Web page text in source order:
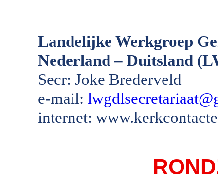
Landelijke Werkgroep
Nederland – Duitsland
Secr: Joke Brederveld
e-mail:
internet: